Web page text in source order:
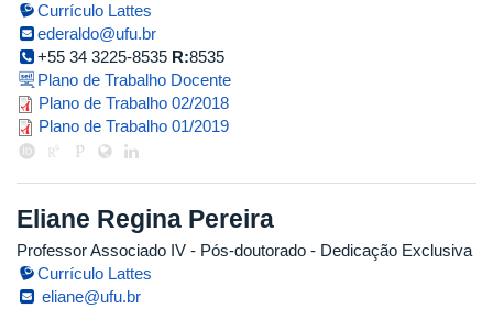
Currículo Lattes
ederaldo@ufu.br
+55 34 3225-8535 R:8535
Plano de Trabalho Docente
Plano de Trabalho 02/2018
Plano de Trabalho 01/2019
Eliane Regina Pereira
Professor Associado IV - Pós-doutorado - Dedicação Exclusiva
Currículo Lattes
eliane@ufu.br